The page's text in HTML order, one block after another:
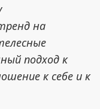
на
подход к
к себе и к